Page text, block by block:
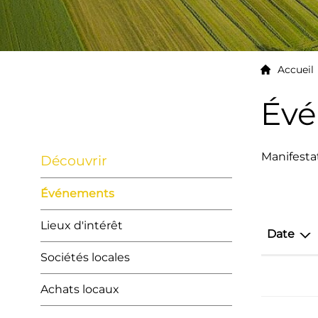
Accueil
Sous-navigation
Découvrir
Événements
é
e
c
Lieux d'intérêt
Sociétés locales
Achats locaux
Date